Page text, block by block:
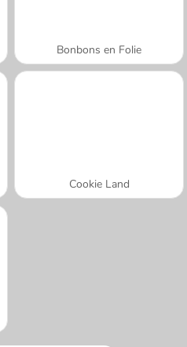
Bonbons en Folie
Cookie Land